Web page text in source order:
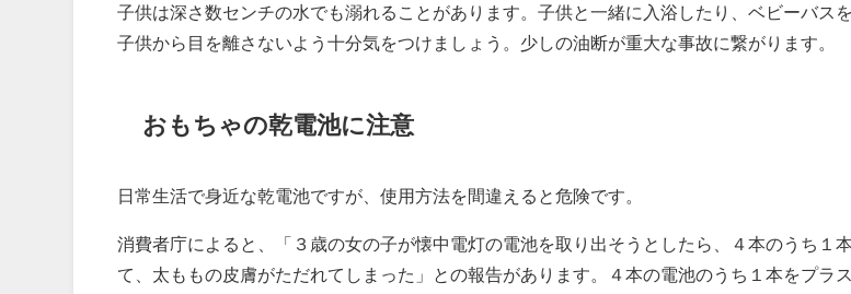
子供は深さ数センチの水でも溺れることがあります。子供と一緒に入浴したり、ベビーバス
子供から目を離さないよう十分気をつけましょう。少しの油断が重大な事故に繋がります。
おもちゃの乾電池に注意
日常生活で身近な乾電池ですが、使用方法を間違えると危険です。
消費者庁によると、「３歳の女の子が懐中電灯の電池を取り出そうとしたら、４本のうち１
て、太ももの皮膚がただれてしまった」との報告があります。４本の電池のうち１本をプラ